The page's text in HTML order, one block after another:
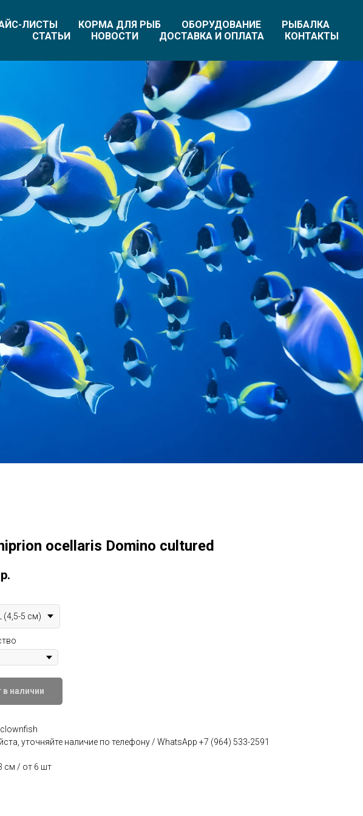
ЛИСТЫ КОРМА ДЛЯ РЫБ ОБОРУДОВАНИЕ
РЫБАЛКА
СТАТЬИ
НОВОСТИ ДОСТАВКА И ОПЛАТА КОНТАКТЫ
ocellaris Domino cultured
р.
L (4,5-5 см)
в наличии
уточняйте наличие по телефону / WhatsApp +7 (964) 533-2591
см / от 6 шт